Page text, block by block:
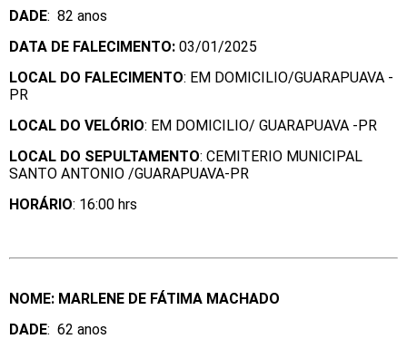
DADE: 82 anos
DATA DE FALECIMENTO: 03/01/2025
LOCAL DO FALECIMENTO: EM DOMICILIO/GUARAPUAVA -
PR
LOCAL DO VELÓRIO: EM DOMICILIO/ GUARAPUAVA -PR
LOCAL DO SEPULTAMENTO: CEMITERIO MUNICIPAL
SANTO ANTONIO /GUARAPUAVA-PR
HORÁRIO: 16:00 hrs
NOME: MARLENE DE FÁTIMA MACHADO
DADE: 62 anos